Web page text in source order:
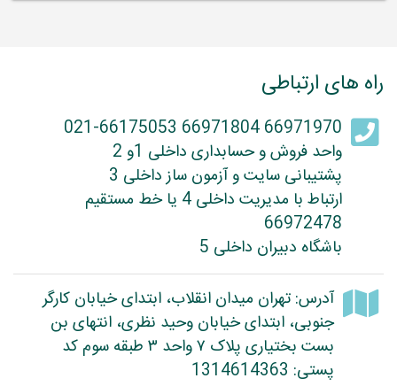
راه های ارتباطی
66971970 66971804 021-66175053
واحد فروش و حسابداری داخلی 1و 2
پشتیبانی سایت و آزمون ساز داخلی 3
ارتباط با مدیریت داخلی 4 یا خط مستقیم
66972478
باشگاه دبیران داخلی 5
آدرس: تهران میدان انقلاب، ابتدای خیابان کارگر
جنوبی، ابتدای خیابان وحید نظری، انتهای بن
بست بختیاری پلاک ۷ واحد ۳ طبقه سوم کد
پستی: 1314614363